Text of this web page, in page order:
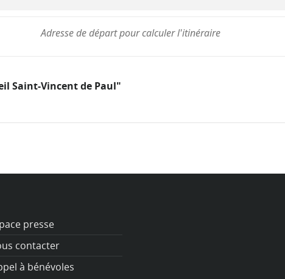
Saint-Vincent de Paul"
presse
contacter
à bénévoles